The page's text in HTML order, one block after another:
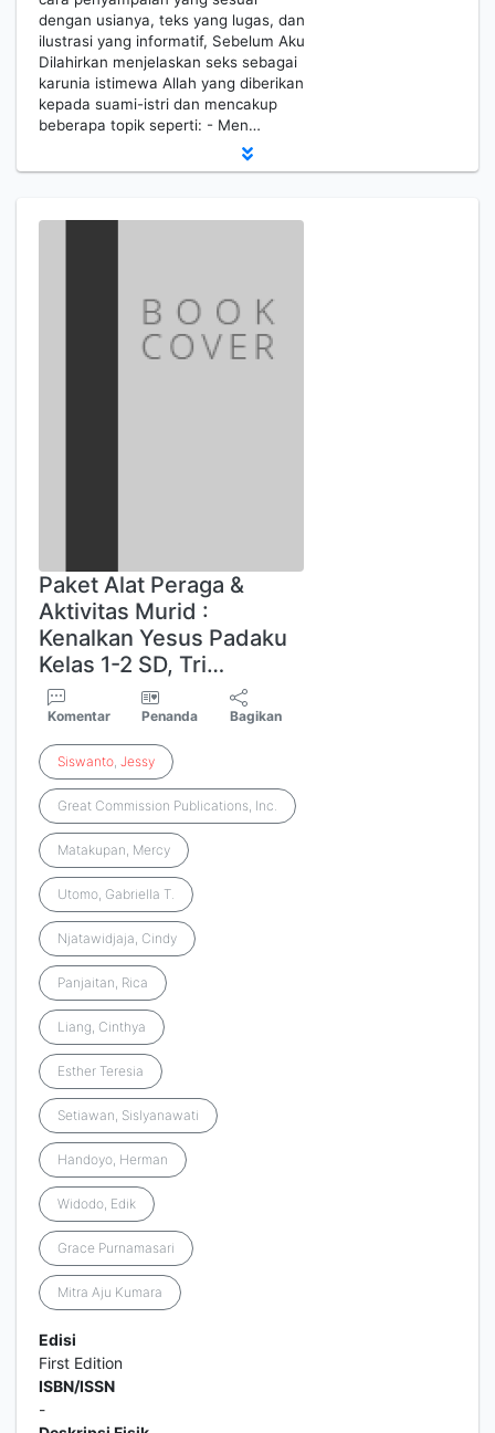
dengan usianya, teks yang lugas, dan
ilustrasi yang informatif, Sebelum Aku
Dilahirkan menjelaskan seks sebagai
karunia istimewa Allah yang diberikan
kepada suami-istri dan mencakup
beberapa topik seperti: - Men…
Paket Alat Peraga &
Aktivitas Murid :
Kenalkan Yesus Padaku
Kelas 1-2 SD, Tri…
Komentar Penanda Bagikan
Siswanto, Jessy
Great Commission Publications, Inc.
Matakupan, Mercy
Utomo, Gabriella T.
Njatawidjaja, Cindy
Panjaitan, Rica
Liang, Cinthya
Esther Teresia
Setiawan, Sislyanawati
Handoyo, Herman
Widodo, Edik
Grace Purnamasari
Mitra Aju Kumara
Edisi
First Edition
ISBN/ISSN
-